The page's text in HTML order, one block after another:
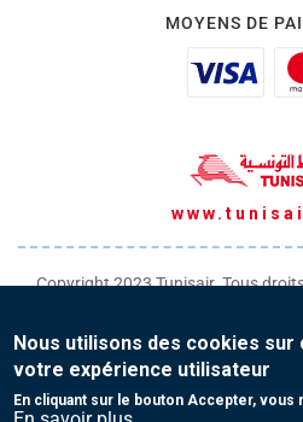
MOYENS DE
Copyright 2023 Tunisair. Tous
Conditions générales de Vente
Protection de vos données
Nous utilisons des cookies
votre expérience utilisateur
En cliquant sur le bouton Accepter, vous